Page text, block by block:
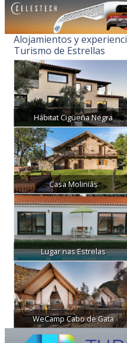
Alojamientos y
Turismo de Estrellas
Hábitat Cigüeña Negra
Casa Moliniás
Lugar nas Estrelas
WeCamp Cabo de Gata